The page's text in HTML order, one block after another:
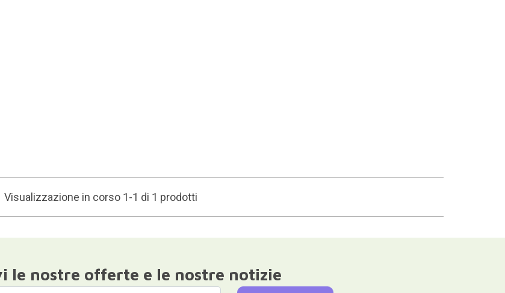
Visualizzazione in corso 1-1 di 1 prodotti
le nostre offerte e le nostre notizie